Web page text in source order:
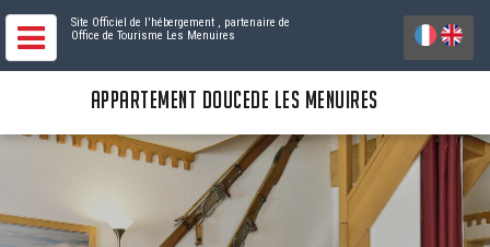
Site Officiel de l'hébergement , partenaire de
Office de Tourisme Les Menuires
APPARTEMENT DOUCEDE LES MENUIRES